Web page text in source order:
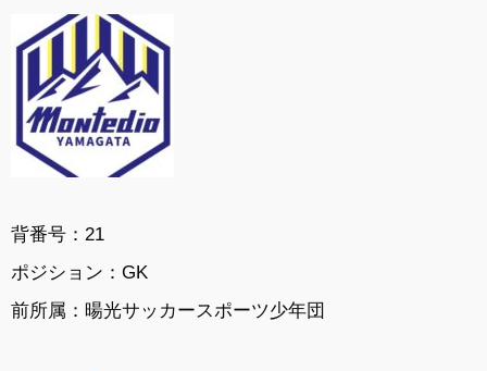
背番号： 21
ポジション： GK
前所属： 暘光サッカースポーツ少年団